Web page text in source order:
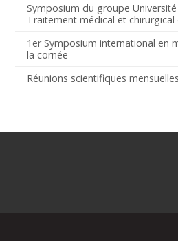
Symposium du groupe
Traitement médical et chirurgical
1er Symposium international en
la cornée
Réunions scientifiques mensuelles